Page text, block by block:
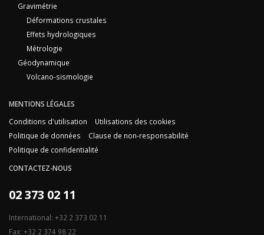
Gravimétrie
Déformations crustales
Effets hydrologiques
Métrologie
Géodynamique
Volcano-sismologie
MENTIONS LÉGALES
Conditions d'utilisation
Utilisations des cookies
Politique de données
Clause de non-responsabilité
Politique de confidentialité
CONTACTEZ-NOUS
02 373 02 11
International: +32 2 373 02 11
Fax: +32 2 374 98 22